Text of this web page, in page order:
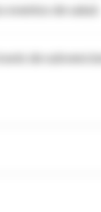
eventos de salud.
de